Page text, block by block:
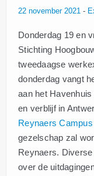
MAILINGLIST
22 november 2021 -
Donderdag 19 en
Stichting
tweedaagse
donderdag vangt
aan het
en verblijf in
Reynaers Campus
gezelschap zal
Reynaers.
over de